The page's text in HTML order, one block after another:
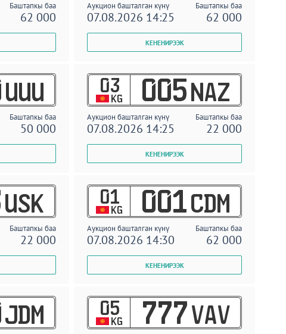
Баштапкы баа
62 000
Аукцион башталган күнү Баштапкы баа
07.08.2026 14:25 62 000
UUU
Баштапкы баа
50 000
03
KG 005 NAZ
Аукцион башталган күнү Баштапкы баа
07.08.2026 14:25 22 000
USK
Баштапкы баа
22 000
01
KG 001 CDM
Аукцион башталган күнү Баштапкы баа
07.08.2026 14:30 62 000
JDM 05
KG 777 VAV